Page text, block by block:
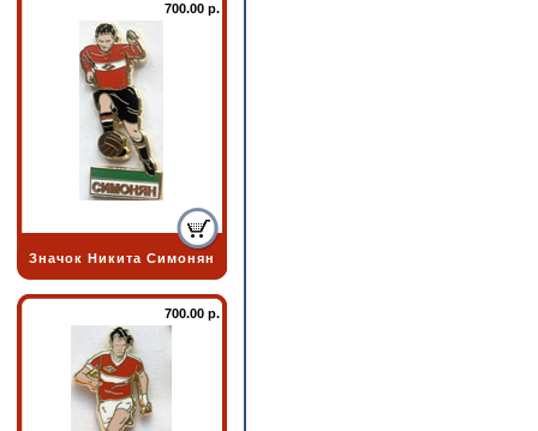
700.00 р.
Значок Никита Симонян
700.00 р.